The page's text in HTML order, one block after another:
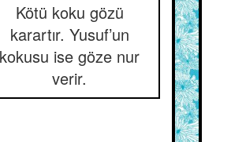
Kötü koku gözü
karartır. Yusuf’un
kokusu ise göze nur
verir.